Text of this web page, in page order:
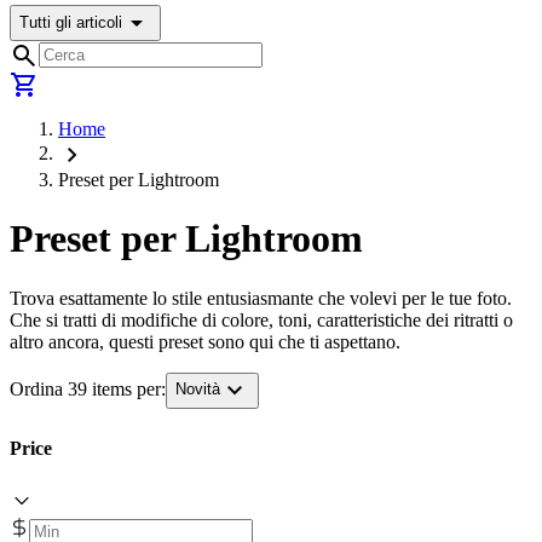
Tutti gli articoli arrow_drop_down
search
shopping_cart
Home
chevron_right
Preset per Lightroom
Preset per Lightroom
Trova esattamente lo stile entusiasmante che volevi per le tue foto.
Che si tratti di modifiche di colore, toni, caratteristiche dei ritratti o
altro ancora, questi preset sono qui che ti aspettano.
Ordina 39 items per: Novitàexpand_more
Price